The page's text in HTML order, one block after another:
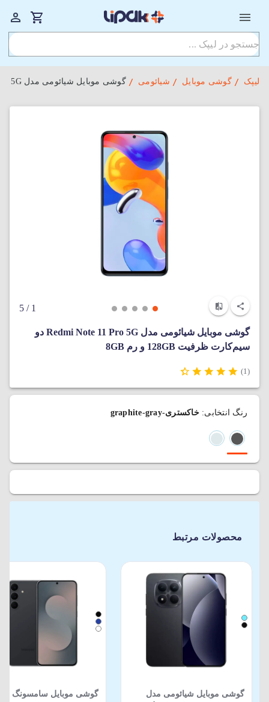
لیپک گوشی موبایل شیائومی گوشی موبایل شیائومی مدل Redmi Note 11 Pro 5G دو سیم‌کارت ظرفیت 128GB و رم 8GB
1
/ 5
گوشی موبایل شیائومی مدل Redmi Note 11 Pro 5G دو
سیم‌کارت ظرفیت 128GB و رم 8GB
(1)
رنگ انتخابی:خاکستری-graphite-gray
محصولات مرتبط
گوشی موبایل شیائومی مدل
گوشی موبایل سامسونگ